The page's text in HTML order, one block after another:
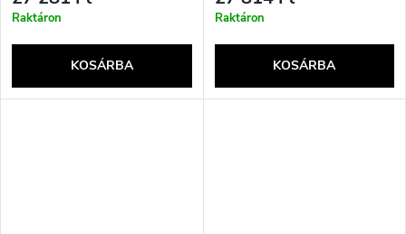
Raktáron
KOSÁRBA
Raktáron
KOSÁRBA